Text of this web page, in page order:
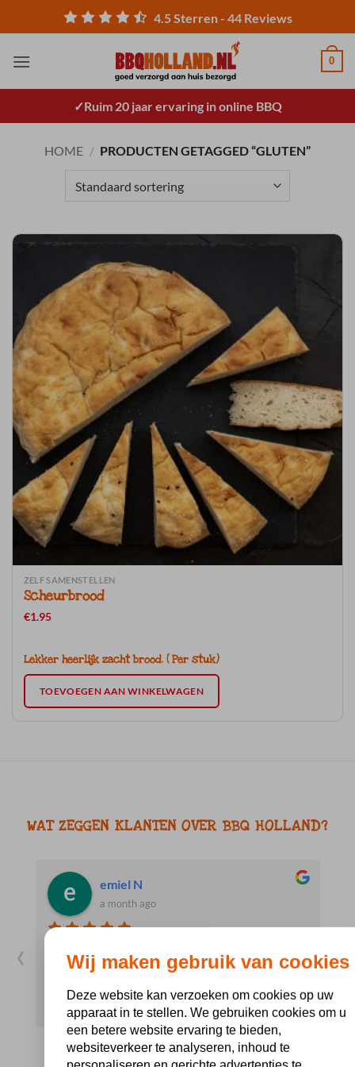
naar
4.5Sterren - 44Reviews
0
Ruim 20 jaar ervaring in online BBQ
HOME / PRODUCTEN GETAGGED “GLUTEN”
ZELF SAMENSTELLEN
Scheurbrood
€1.95
Lekker heerlijk zacht brood. ( Per stuk)
TOEVOEGEN AAN WINKELWAGEN
WAT ZEGGEN KLANTEN OVER BBQ HOLLAND?
emiel N
a month ago
producten die geleverd werden, maar dit hebben
we, samen met Janie van de klantenservice,
opgelost. Het probleem zat hem in de checklist, dit
meegeleverd was. Iets te snel gelezen door ons.Het
vlees was van een goede kwaliteit en de
‹ ›
Wij maken gebruik van cookies
Deze website kan verzoeken om cookies op uw
apparaat in te stellen. We gebruiken cookies om u
een betere website ervaring te bieden,
websiteverkeer te analyseren, inhoud te